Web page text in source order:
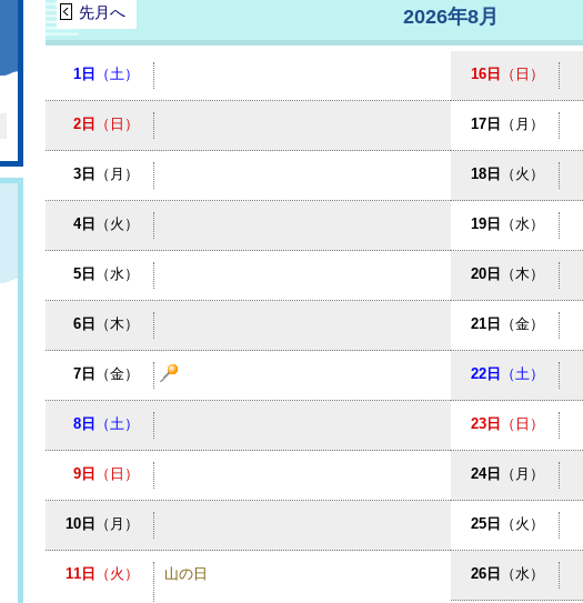
2026年8月
先月へ
1日 （土）
2日 （日）
3日 （月）
4日 （火）
5日 （水）
6日 （木）
7日 （金）
8日 （土）
9日 （日）
10日 （月）
11日 （火） 山の日
16日 （日）
17日 （月）
18日 （火）
19日 （水）
20日 （木）
21日 （金）
22日 （土）
23日 （日）
24日 （月）
25日 （火）
26日 （水）